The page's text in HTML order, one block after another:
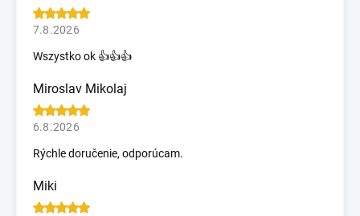
7.8.2026
Wszystko ok 👍👍👍
Miroslav Mikolaj
6.8.2026
Rýchle doručenie, odporúcam.
Miki